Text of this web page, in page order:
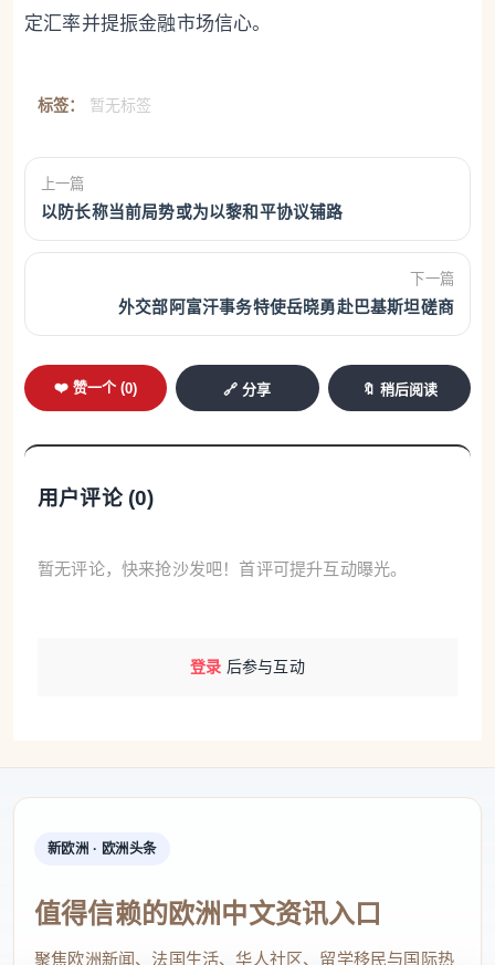
定汇率并提振金融市场信心。
标签： 暂无标签
上一篇
以防长称当前局势或为以黎和平协议铺路
下一篇
外交部阿富汗事务特使岳晓勇赴巴基斯坦磋商
❤️ 赞一个 (0) 🔗 分享 🔖 稍后阅读
用户评论 (0)
暂无评论，快来抢沙发吧！首评可提升互动曝光。
登录 后参与互动
新欧洲 · 欧洲头条
值得信赖的欧洲中文资讯入口
聚焦欧洲新闻、法国生活、华人社区、留学移民与国际热